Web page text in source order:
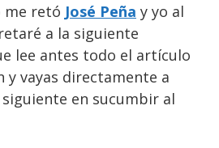
me retó José Peña y yo al
a la siguiente
lee antes todo el artículo
y vayas directamente a
en sucumbir al